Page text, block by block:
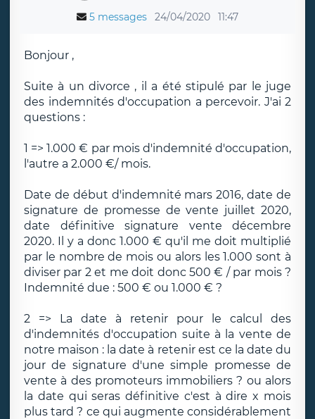
5 messages 24/04/2020 11:47
Bonjour ,
Suite à un divorce , il a été stipulé par le juge
des indemnités d'occupation a percevoir. J'ai 2
questions :
1 => 1.000 € par mois d'indemnité d'occupation,
l'autre a 2.000 €/ mois.
Date de début d'indemnité mars 2016, date de
signature de promesse de vente juillet 2020,
date définitive signature vente décembre
2020. Il y a donc 1.000 € qu'il me doit multiplié
par le nombre de mois ou alors les 1.000 sont à
diviser par 2 et me doit donc 500 € / par mois ?
Indemnité due : 500 € ou 1.000 € ?
2 => La date à retenir pour le calcul des
d'indemnités d'occupation suite à la vente de
notre maison : la date à retenir est ce la date du
jour de signature d'une simple promesse de
vente à des promoteurs immobiliers ? ou alors
la date qui seras définitive c'est à dire x mois
plus tard ? ce qui augmente considérablement